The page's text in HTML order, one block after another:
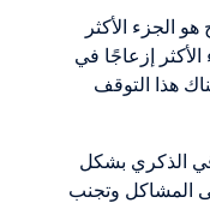
الجزء الأكثر
إزعاجًا في
هذا التوقف
الذكري بشكل
المشاكل وتجنب